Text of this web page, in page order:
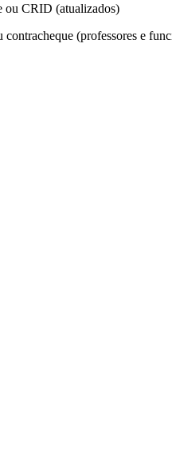
ou CRID (atualizados)
(professores e